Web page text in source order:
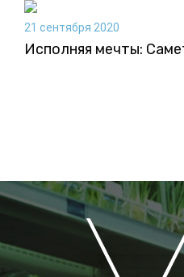
21 сентября 2020
Исполняя мечты: